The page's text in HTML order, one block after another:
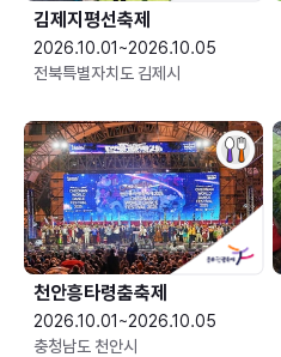
김제지평선축제
2026.10.01~2026.10.05
전북특별자치도 김제시
천안흥타령춤축제
2026.10.01~2026.10.05
충청남도 천안시